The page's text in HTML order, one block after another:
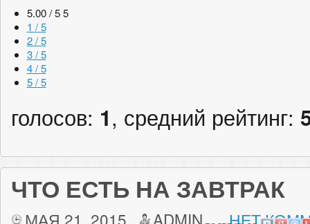
5.00 / 5 5
1 / 5
2 / 5
3 / 5
4 / 5
5 / 5
голосов: 1, средний рейтинг:
ЧТО ЕСТЬ НА ЗАВТРАК
МАЯ 21, 2015 ADMIN НЕТ